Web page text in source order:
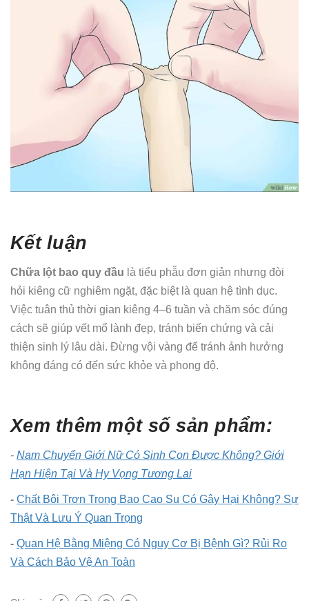
Kết luận
Chữa lột bao quy đầu là tiểu phẫu đơn giản nhưng đòi
hỏi kiêng cữ nghiêm ngặt, đặc biệt là quan hệ tình dục.
Việc tuân thủ thời gian kiêng 4–6 tuần và chăm sóc đúng
cách sẽ giúp vết mổ lành đẹp, tránh biến chứng và cải
thiện sinh lý lâu dài. Đừng vội vàng để tránh ảnh hưởng
không đáng có đến sức khỏe và phong độ.
Xem thêm một số sản phẩm:
- Nam Chuyển Giới Nữ Có Sinh Con Được Không? Giới
Hạn Hiện Tại Và Hy Vọng Tương Lai
- Chất Bôi Trơn Trong Bao Cao Su Có Gây Hại Không? Sự
Thật Và Lưu Ý Quan Trọng
- Quan Hệ Bằng Miệng Có Nguy Cơ Bị Bệnh Gì? Rủi Ro
Và Cách Bảo Vệ An Toàn